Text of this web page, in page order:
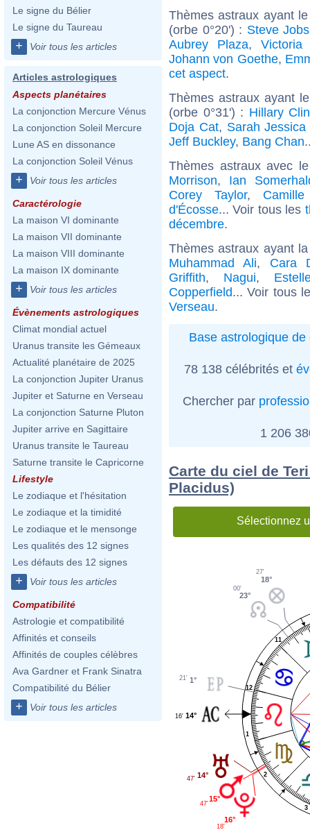
Le signe du Bélier
Le signe du Taureau
+ Voir tous les articles
Articles astrologiques
Aspects planétaires
La conjonction Mercure Vénus
La conjonction Soleil Mercure
Lune AS en dissonance
La conjonction Soleil Vénus
+ Voir tous les articles
Caractérologie
La maison VI dominante
La maison VII dominante
La maison VIII dominante
La maison IX dominante
+ Voir tous les articles
Évènements astrologiques
Climat mondial actuel
Uranus transite les Gémeaux
Actualité planétaire de 2025
La conjonction Jupiter Uranus
Jupiter et Saturne en Verseau
La conjonction Saturne Pluton
Jupiter arrive en Sagittaire
Uranus transite le Taureau
Saturne transite le Capricorne
Lifestyle
Le zodiaque et l'hésitation
Le zodiaque et la timidité
Le zodiaque et le mensonge
Les qualités des 12 signes
Les défauts des 12 signes
+ Voir tous les articles
Compatibilité
Astrologie et compatibilité
Affinités et conseils
Affinités de couples célèbres
Ava Gardner et Frank Sinatra
Compatibilité du Bélier
+ Voir tous les articles
Thèmes astraux ayant
(orbe 0°20') : Steve Jobs
Aubrey Plaza, Victoria
Johann von Goethe,
cet aspect.
Thèmes astraux ayant
(orbe 0°31') : Hillary
Doja Cat, Sarah Jessica
Jeff Buckley, Bang Chan
Thèmes astraux avec
Morrison, Ian
Corey Taylor,
d'Écosse... Voir tous les
décembre.
Thèmes astraux ayant
Muhammad Ali, Cara
Griffith, Nagui,
Copperfield... Voir tous
Verseau.
Base astrologique de
78 138 célébrités et
Chercher par
1 206
Carte du ciel de
Placidus)
Sélectionnez
1
2
3
11
12
18°
27'
23°
00'
1°
21'
14°
16'
14°
47'
15°
47'
16°
18'